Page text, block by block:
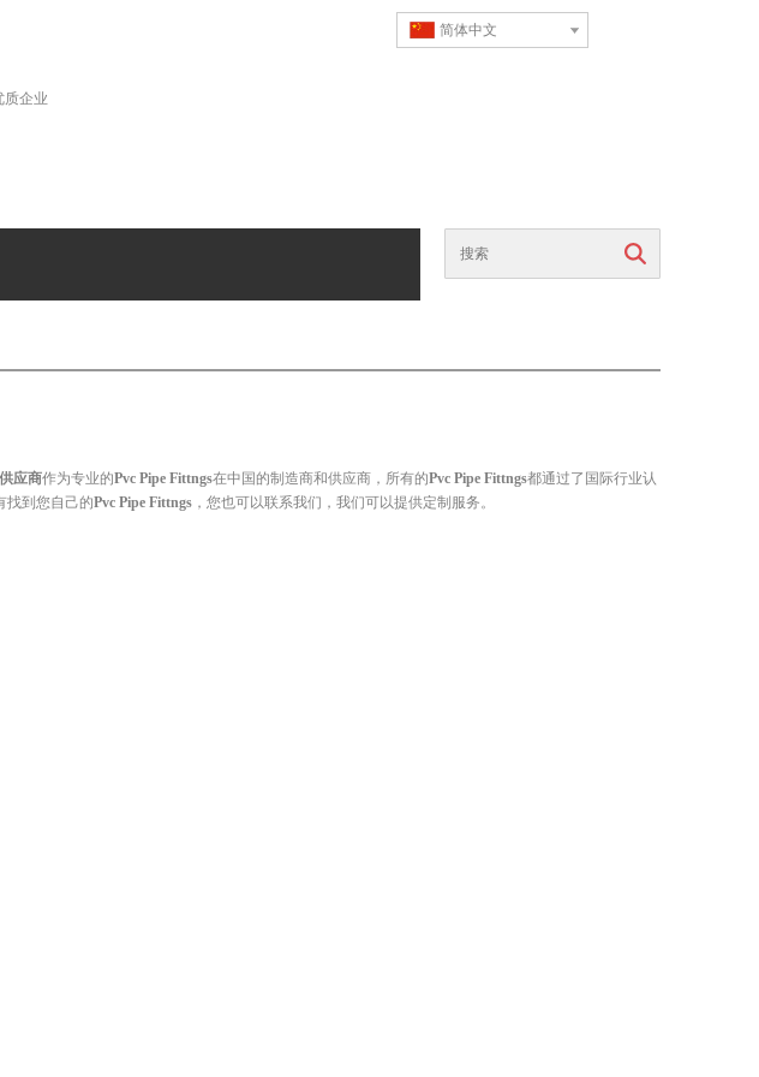
质企业
简体中文
应商作为专业的Pvc Pipe Fittngs在中国的制造商和供应商，所有的Pvc Pipe Fittngs都通过了国际行业认
找到您自己的Pvc Pipe Fittngs ，您也可以联系我们，我们可以提供定制服务。